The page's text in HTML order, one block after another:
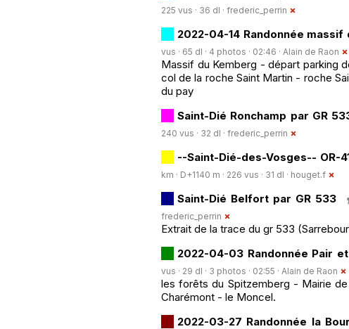
225 vus · 36 dl · frederic_perrin
2022-04-14 Randonnée massif
vus · 65 dl · 4 photos · 02:46 · Alain de Raon
Massif du Kemberg - départ parking
col de la roche Saint Martin - roche
du pay
Saint-Dié Ronchamp par GR
240 vus · 32 dl · frederic_perrin
--Saint-Dié-des-Vosges-- OR-
km · D+1140 m · 226 vus · 31 dl · houget.f
Saint-Dié Belfort par GR 533
frederic_perrin
Extrait de la trace du gr 533
2022-04-03 Randonnée Pair
vus · 29 dl · 3 photos · 02:55 · Alain de Raon
les forêts du Spitzemberg - Mairie
Charémont - le Moncel.
2022-03-27 Randonnée la